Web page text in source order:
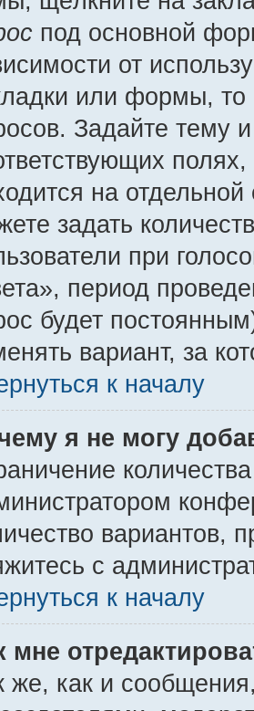
под основной
от
или формы, то
Задайте тему
на
задать
при
период
будет
вариант, за
к началу
я не могу
вариантов,
с
к началу
мне
же, как и